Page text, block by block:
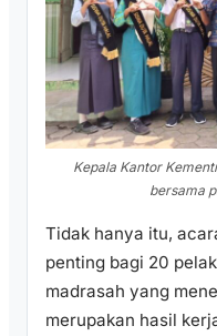
Kepala Kantor
bersama
Tidak hanya itu,
penting bagi 20
madrasah yang
merupakan hasil